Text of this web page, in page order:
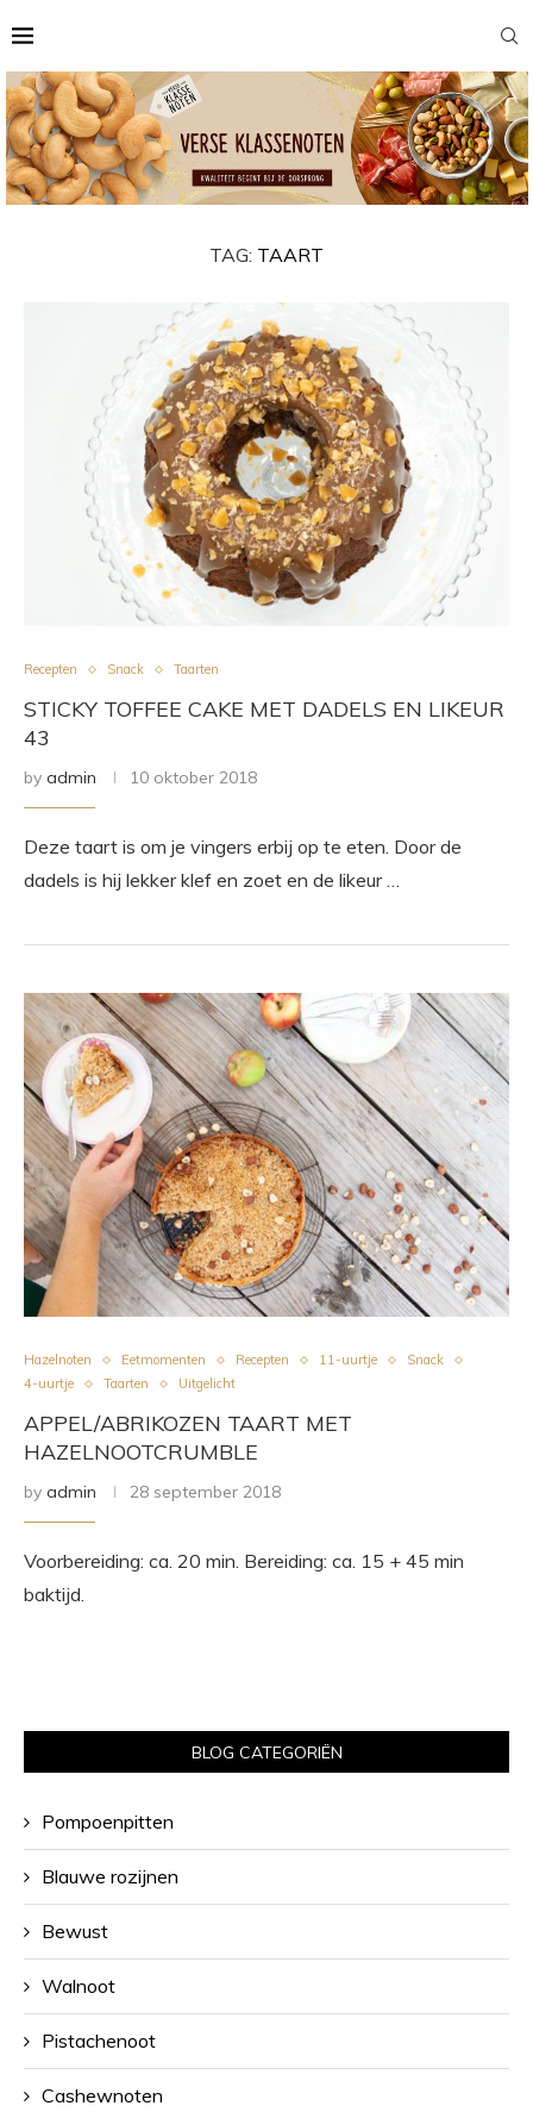
TAG: TAART
Recepten Snack Taarten
STICKY TOFFEE CAKE MET DADELS EN LIKEUR
43
by admin 10 oktober 2018
Deze taart is om je vingers erbij op te eten. Door de
dadels is hij lekker klef en zoet en de likeur …
Hazelnoten Eetmomenten Recepten 11-uurtje
Snack
4-uurtje
Taarten Uitgelicht
APPEL/ABRIKOZEN TAART MET
HAZELNOOTCRUMBLE
by admin 28 september 2018
Voorbereiding: ca. 20 min. Bereiding: ca. 15 + 45 min
baktijd.
BLOG CATEGORIËN
Pompoenpitten
Blauwe rozijnen
Bewust
Walnoot
Pistachenoot
Cashewnoten